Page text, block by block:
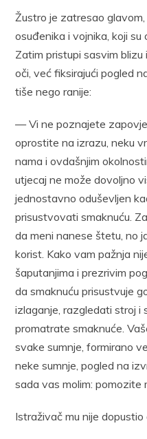
Žustro je zatresao
osuđenika i vojnika, koji su
Zatim pristupi sasvim blizu
oči, već fiksirajući pogled
tiše nego ranije:
— Vi ne poznajete
oprostite na izrazu, neku
nama i ovdašnjim
utjecaj ne može dovoljno
jednostavno oduševljen
prisustvovati smaknuću.
da meni nanese štetu, no
korist. Kako vam pažnja
šaputanjima i prezrivim
da smaknuću prisustvuje
izlaganje, razgledati stroj i
promatrate smaknuće.
svake sumnje, formirano
neke sumnje, pogled na
sada vas molim: pomozite
Istraživač mu nije dopustio